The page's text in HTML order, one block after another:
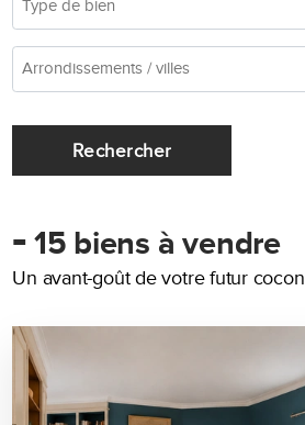
Rechercher
- 15 biens à vendre
Un avant-goût de votre futur cocon